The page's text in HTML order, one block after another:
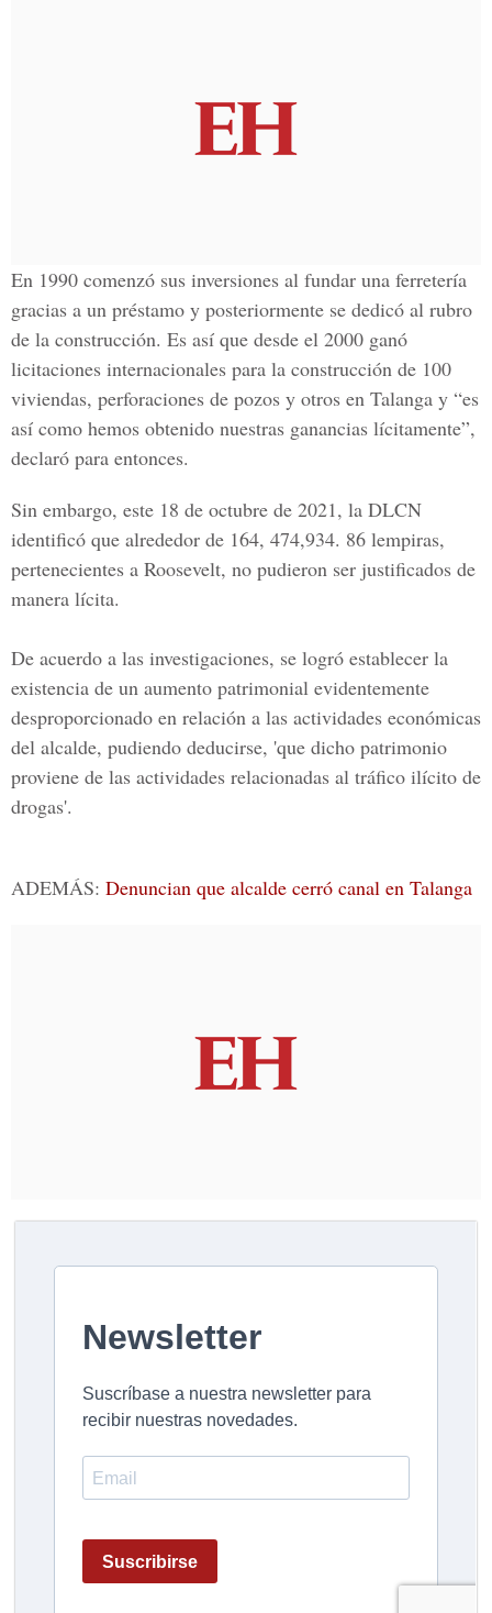
En 1990 comenzó sus inversiones al fundar una ferretería
gracias a un préstamo y posteriormente se dedicó al rubro
de la construcción. Es así que desde el 2000 ganó
licitaciones internacionales para la construcción de 100
viviendas, perforaciones de pozos y otros en Talanga y “es
así como hemos obtenido nuestras ganancias lícitamente”,
declaró para entonces.
Sin embargo, este 18 de octubre de 2021, la DLCN
identificó que alrededor de 164, 474,934. 86 lempiras,
pertenecientes a Roosevelt, no pudieron ser justificados de
manera lícita.
De acuerdo a las investigaciones, se logró establecer la
existencia de un aumento patrimonial evidentemente
desproporcionado en relación a las actividades económicas
del alcalde, pudiendo deducirse, 'que dicho patrimonio
proviene de las actividades relacionadas al tráfico ilícito de
drogas'.
ADEMÁS: Denuncian que alcalde cerró canal en Talanga